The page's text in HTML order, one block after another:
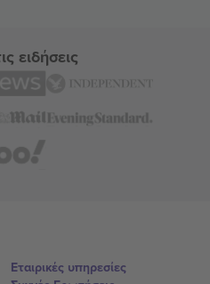
ειδήσεις
Εταιρικές υπηρεσίες